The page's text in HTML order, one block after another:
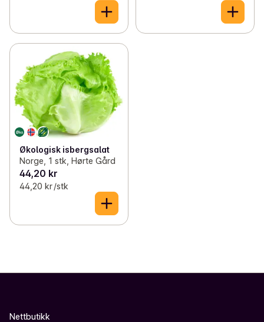
Økologisk isbergsalat
Norge, 1 stk, Hørte Gård
44,20 kr
44,20 kr /stk
Nettbutikk